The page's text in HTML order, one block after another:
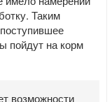
Таким
пойдут на корм
возможности